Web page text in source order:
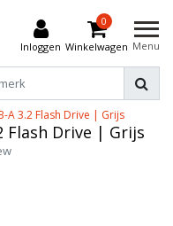
Inloggen
0
Winkelwagen Menu
A 3.2 Flash Drive | Grijs
Flash Drive | Grijs